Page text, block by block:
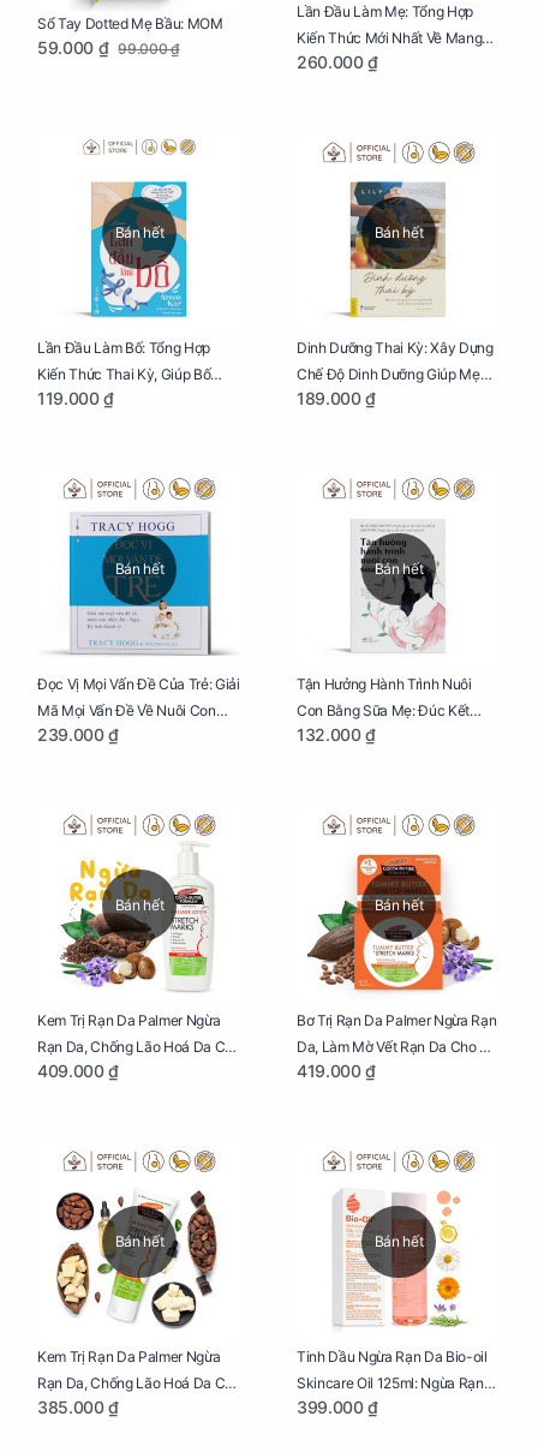
Sổ Tay Dotted Mẹ Bầu: MOM
59.000 ₫ 99.000 ₫
Lần Đầu Làm Mẹ: Tổng Hợp
Kiến Thức Mới Nhất Về Mang
Thai Và Sinh Nở Cho Mẹ Bầu
260.000 ₫
Bán hết
Lần Đầu Làm Bố: Tổng Hợp
Kiến Thức Thai Kỳ, Giúp Bố
Thấu Hiểu Hơn Về Mẹ Bầu Và
119.000 ₫
Bán hết
Dinh Dưỡng Thai Kỳ: Xây Dựng
Chế Độ Dinh Dưỡng Giúp Mẹ
Khỏe, Con Yêu Phát Triển Toàn
189.000 ₫
Bán hết
Đọc Vị Mọi Vấn Đề Của Trẻ: Giải
Mã Mọi Vấn Đề Về Nuôi Con
Nhỏ (Ăn, Ngủ, Kỷ Luật Hành Vi),
239.000 ₫
Bán hết
Tận Hưởng Hành Trình Nuôi
Con Bằng Sữa Mẹ: Đúc Kết
Những Kiến Thức Quý Báu Về
Mình Trong Hành Trình Nuôi
132.000 ₫
Bán hết
Kem Trị Rạn Da Palmer Ngừa
Rạn Da, Chống Lão Hoá Da Cho
Mẹ Bầu Chai 250ml
409.000 ₫
Bán hết
Bơ Trị Rạn Da Palmer Ngừa Rạn
Da, Làm Mờ Vết Rạn Da Cho Mẹ
Bầu Hũ 125g
419.000 ₫
Bán hết
Kem Trị Rạn Da Palmer Ngừa
Rạn Da, Chống Lão Hoá Da Cho
Mẹ Bầu Tuýp 125g
385.000 ₫
Bán hết
Tinh Dầu Ngừa Rạn Da Bio-oil
Skincare Oil 125ml: Ngừa Rạn
Da, Chăm Sóc Da Toàn Diện
399.000 ₫